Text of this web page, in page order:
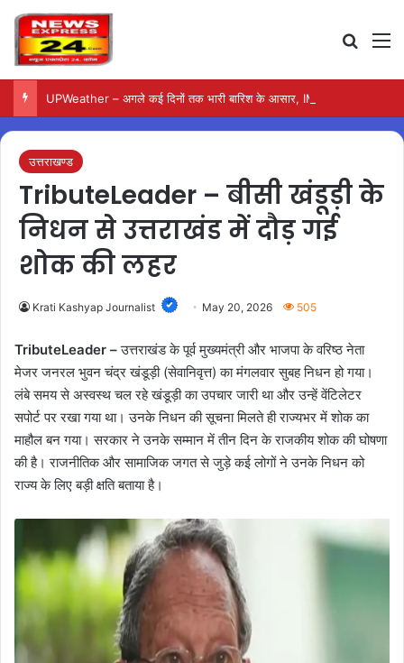
उत्तराखण्ड
TributeLeader – बीसी खंडूड़ी के
निधन से उत्तराखंड में दौड़ गई
शोक की लहर
Krati Kashyap Journalist May 20, 2026 505
TributeLeader –उत्तराखंड के पूर्व मुख्यमंत्री और भाजपा के वरिष्ठ नेता
मेजर जनरल भुवन चंद्र खंडूड़ी (सेवानिवृत्त) का मंगलवार सुबह निधन हो गया।
लंबे समय से अस्वस्थ चल रहे खंडूड़ी का उपचार जारी था और उन्हें वेंटिलेटर
सपोर्ट पर रखा गया था। उनके निधन की सूचना मिलते ही राज्यभर में शोक का
माहौल बन गया। सरकार ने उनके सम्मान में तीन दिन के राजकीय शोक की घोषणा
की है। राजनीतिक और सामाजिक जगत से जुड़े कई लोगों ने उनके निधन को
राज्य के लिए बड़ी क्षति बताया है।